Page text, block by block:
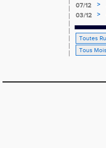
07/12
>
03/12
>